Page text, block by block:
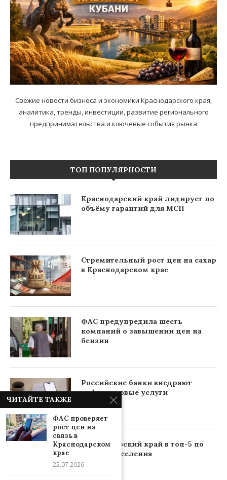
Свежие новости бизнеса и экономики Краснодарского края,
аналитика, тренды, инвестиции, развитие регионального
предпринимательства и ключевые события рынка
ТОП ПОПУЛЯРНОСТИ
Краснодарский край лидирует по
объёму гарантий для МСП
Стремительный рост цен на сахар
в Краснодарском крае
ФАС предупредила шесть
компаний о завышении цен на
бензин
Российские банки внедряют
нефинансовые услуги
Краснодарский край в топ-5 по
долгам населения
ЧИТАЙТЕ ТАКЖЕ
ФАС проверяет
рост цен на
связь в
Краснодарском
крае
22.07.2026